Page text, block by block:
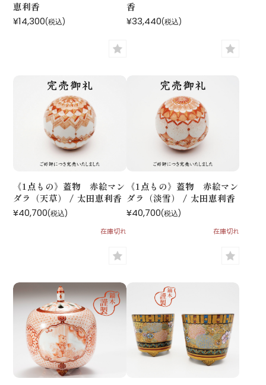
恵利香
¥14,300(税込)
香
¥33,440(税込)
《1点もの》蓋物 赤絵マン
ダラ（天草） / 太田恵利香
¥40,700(税込)
在庫切れ
《1点もの》蓋物 赤絵マン
ダラ（淡雪） / 太田恵利香
¥40,700(税込)
在庫切れ